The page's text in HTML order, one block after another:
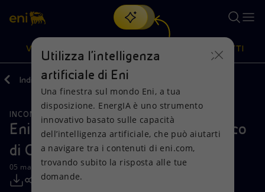
Cerca
scopri EnergIA, la nostra nuova soluzione di intelligenza
artificiale.
VISIONE
Visione
Mission e valori
Persone e Partnership
Azioni
Diversificazione energetica
Tecnologie per la transizione
PRODOTTI
Prodotti
Casa
Imprese
Indietro Media Comunicati Stampa
INCONTRI E ACCORDI
Eni annuncia l’arrivo del primo carico
di GNL a Piombino
05 maggio 2023 - 16:16 CEST
Utilizza l'intelligenza
artificiale di Eni
Una finestra sul mondo Eni, a tua
disposizione. EnergIA è uno strumento
innovativo basato sulle capacità
dell’intelligenza artificiale, che può aiutarti
a navigare tra i contenuti di eni.com,
trovando subito la risposta alle tue
domande.